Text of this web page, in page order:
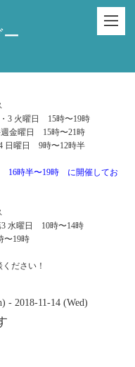
3 火曜日 15時〜19時
金曜日 15時〜21時
曜日 9時〜12時半
16時半〜19時 に開催してお
水曜日 10時〜14時
〜19時
ださい！
- 2018-11-14 (Wed)